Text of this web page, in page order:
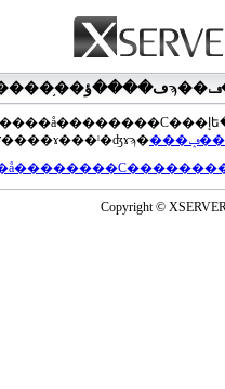
���åץ����ɤ���ˡ�ʤɤϡ�
Copyright ©